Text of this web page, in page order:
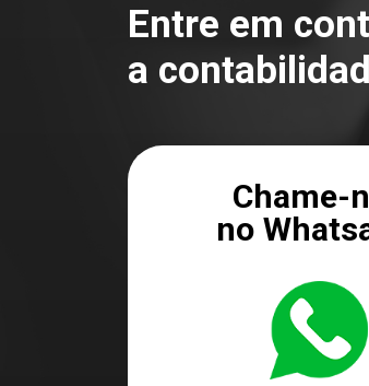
Entre em
a
Chame-
no